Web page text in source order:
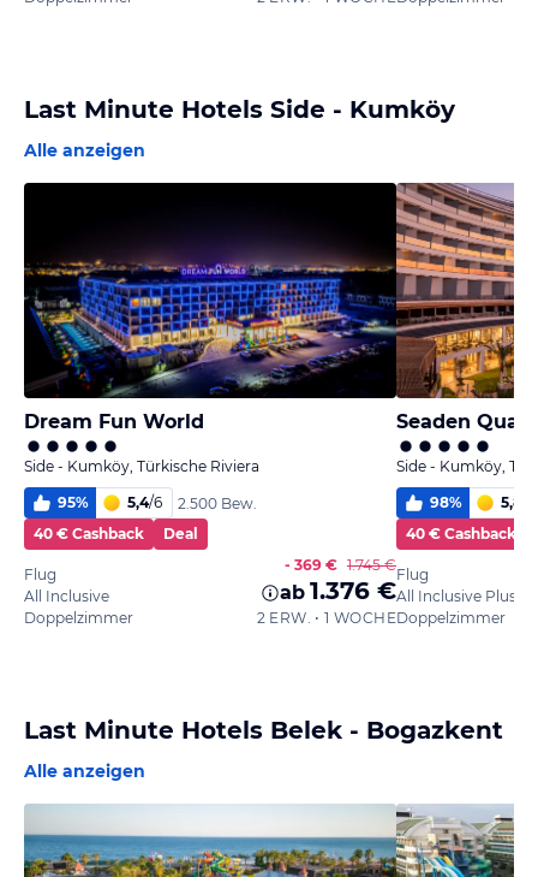
Last Minute Hotels Side - Kumköy
Alle anzeigen
Dream Fun World
Side - Kumköy, Türkische Riviera
95% 5,4/6
2.500 Bew.
40 € Cashback
Deal
Flug
All Inclusive
Doppelzimmer
- 369 € 1.745 €
ab 1.376 €
2 ERW. • 1 WOCHE
Seaden
Side - Kumköy,
98% 5,8
40 € Cashback
Flug
All Inclusive Plus
Doppelzimmer
Last Minute Hotels Belek - Bogazkent
Alle anzeigen